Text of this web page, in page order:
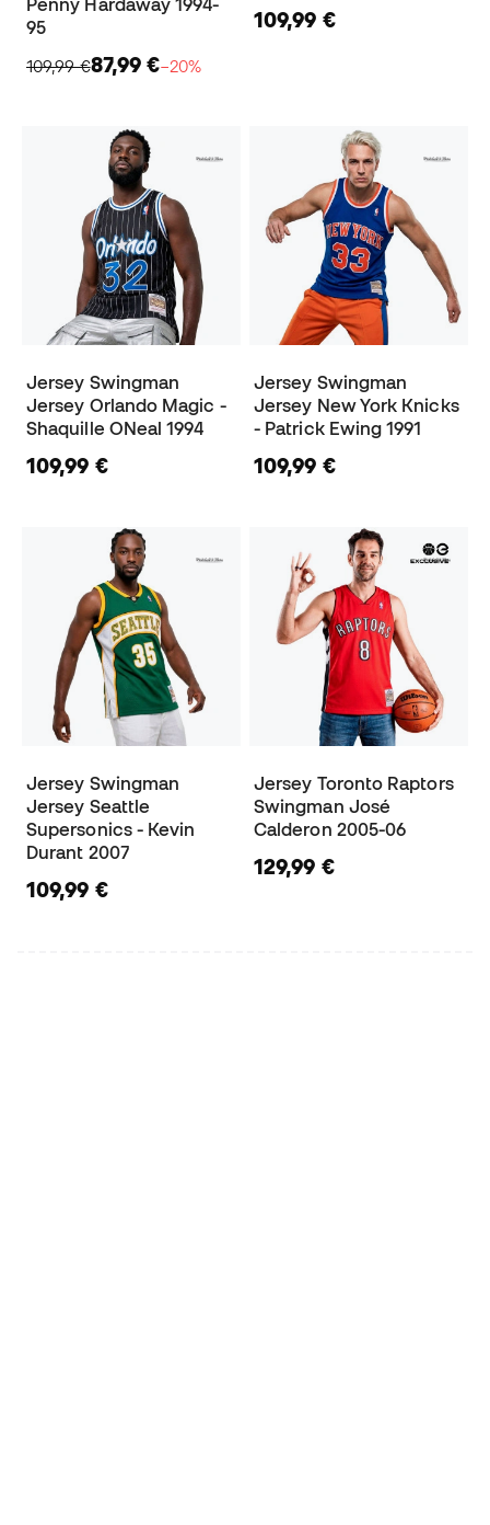
Penny Hardaway 1994-
95
109,99 €87,99 €−20%
109,99 €
Jersey Swingman
Jersey Orlando Magic -
Shaquille ONeal 1994
109,99 €
Jersey Swingman
Jersey New York Knicks
- Patrick Ewing 1991
109,99 €
Jersey Swingman
Jersey Seattle
Supersonics - Kevin
Durant 2007
109,99 €
Jersey Toronto Raptors
Swingman José
Calderon 2005-06
129,99 €